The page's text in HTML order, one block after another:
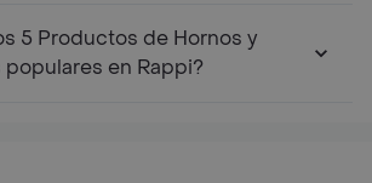
5 Productos de Hornos y
populares en Rappi?